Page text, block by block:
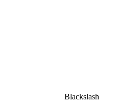
Blackslash